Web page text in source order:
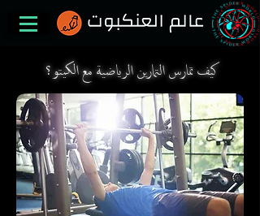
كيف تمارس التمارين الرياضية مع الكيتو؟